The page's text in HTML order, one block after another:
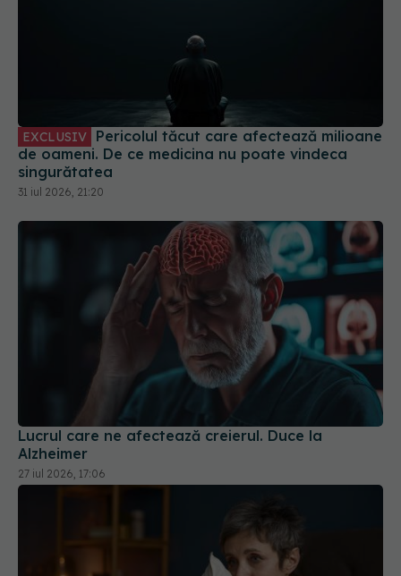
de oameni. De ce medicina nu poate vindeca
Lucrul care ne afectează creierul. Duce la
27 iul 2026, 17:06